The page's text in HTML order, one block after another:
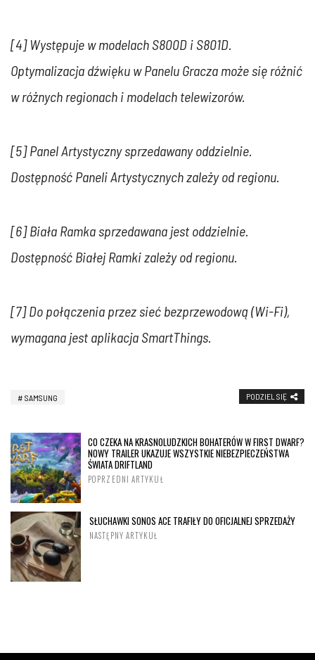
[4] Występuje w modelach S800D i S801D.
Optymalizacja dźwięku w Panelu Gracza może się różnić
w różnych regionach i modelach telewizorów.
[5] Panel Artystyczny sprzedawany oddzielnie.
Dostępność Paneli Artystycznych zależy od regionu.
[6] Biała Ramka sprzedawana jest oddzielnie.
Dostępność Białej Ramki zależy od regionu.
[7] Do połączenia przez sieć bezprzewodową (Wi-Fi),
wymagana jest aplikacja SmartThings.
SAMSUNG PODZIEL SIĘ
CO CZEKA NA KRASNOLUDZKICH BOHATERÓW W FIRST DWARF?
NOWY TRAILER UKAZUJE WSZYSTKIE NIEBEZPIECZEŃSTWA
ŚWIATA DRIFTLAND
POPRZEDNI ARTYKUŁ
SŁUCHAWKI SONOS ACE TRAFIŁY DO OFICJALNEJ SPRZEDAŻY
NASTĘPNY ARTYKUŁ